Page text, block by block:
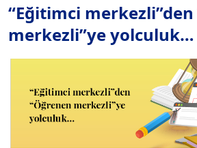
“Eğitimci
merkezli”ye yolculuk…